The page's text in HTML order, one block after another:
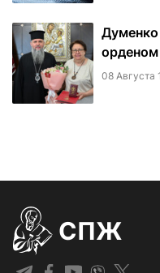
08 Августа
СПЖ